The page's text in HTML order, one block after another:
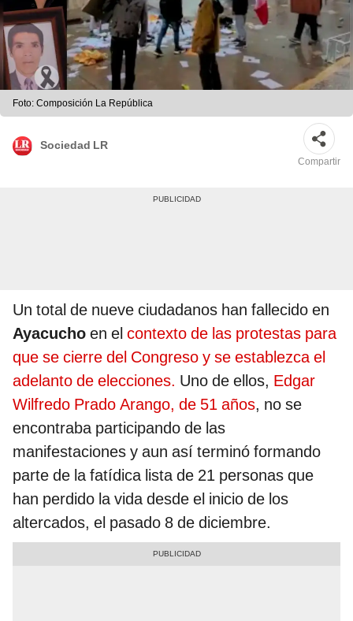
Foto: Composición La República
Sociedad LR
Compartir
Un total de nueve ciudadanos han fallecido en
Ayacucho en el contexto de las protestas para
que se cierre del Congreso y se establezca el
adelanto de elecciones. Uno de ellos, Edgar
Wilfredo Prado Arango, de 51 años, no se
encontraba participando de las
manifestaciones y aun así terminó formando
parte de la fatídica lista de 21 personas que
han perdido la vida desde el inicio de los
altercados, el pasado 8 de diciembre.